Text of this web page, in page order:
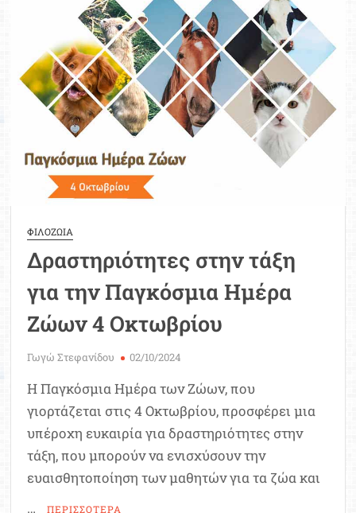
φιλοζωίας
και
υπεύθυνης
ιδιοκτησίας
ζώου
συντροφιάς
ΦΙΛΟΖΩΙΑ
Δραστηριότητες στην τάξη
για την Παγκόσμια Ημέρα
Ζώων 4 Οκτωβρίου
Γωγώ Στεφανίδου 02/10/2024
Η Παγκόσμια Ημέρα των Ζώων, που
γιορτάζεται στις 4 Οκτωβρίου, προσφέρει μια
υπέροχη ευκαιρία για δραστηριότητες στην
τάξη, που μπορούν να ενισχύσουν την
ευαισθητοποίηση των μαθητών για τα ζώα και
…
ΠΕΡΙΣΣΟΤΕΡΑ